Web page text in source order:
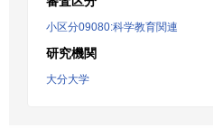
小区分09080:科学教育関連
研究機関
大分大学